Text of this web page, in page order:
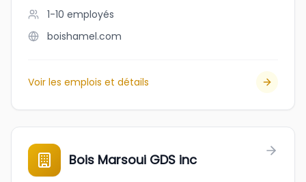
1-10 employés
boishamel.com
Voir les emplois et détails
Bois Marsoui GDS inc